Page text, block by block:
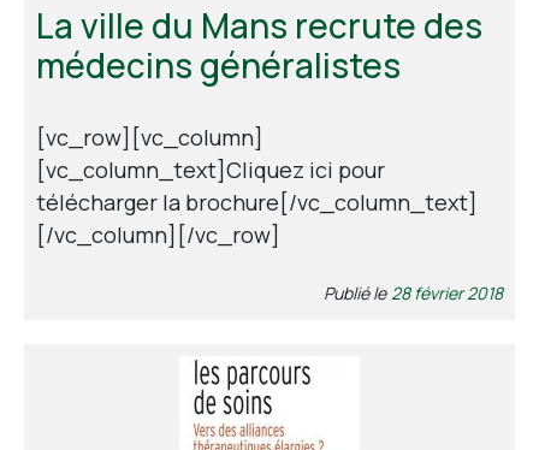
La ville du Mans recrute des
médecins généralistes
[vc_row][vc_column]
[vc_column_text]Cliquez ici pour
télécharger la brochure[/vc_column_text]
[/vc_column][/vc_row]
Publié le 28 février 2018